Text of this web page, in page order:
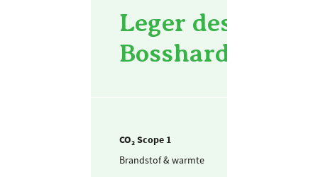
Leger des Heils
Bosshardtburgh
CO₂ Scope 1
Brandstof & warmte